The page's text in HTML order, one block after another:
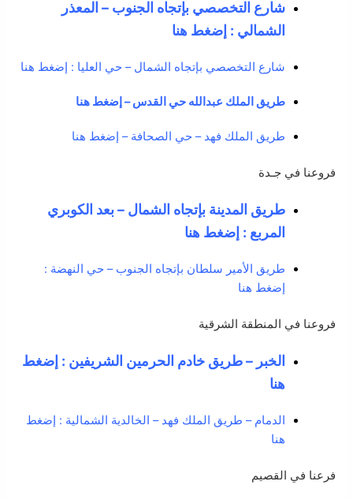
شارع التخصصي بإتجاه الجنوب – المعذر
الشمالي : إضغط هنا
شارع التخصصي بإتجاه الشمال – حي العليا : إضغط هنا
طريق الملك عبدالله حي القدس – إضغط هنا
طريق الملك فهد – حي الصحافة – إضغط هنا
فروعنا في جـدة
طريق المدينة بإتجاه الشمال – بعد الكوبري
المربع : إضغط هنا
طريق الأمير سلطان بإتجاه الجنوب – حي النهضة :
إضغط هنا
فروعنا في المنطقة الشرقية
الخبر – طريق خادم الحرمين الشريفين : إضغط
هنا
الدمام – طريق الملك فهد – الخالدية الشمالية : إضغط
هنا
فرعنا في القصيم